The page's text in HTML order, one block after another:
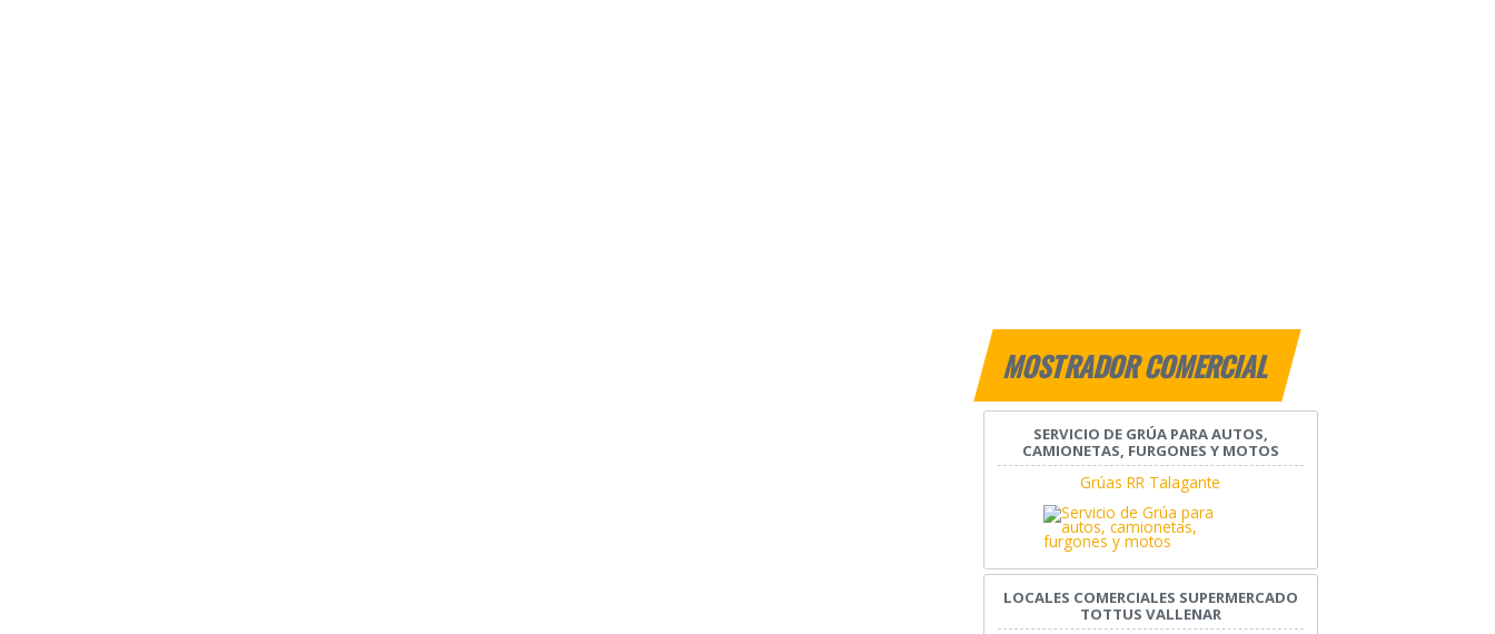
MOSTRADOR COMERCIAL
SERVICIO DE GRÚA PARA AUTOS,
CAMIONETAS, FURGONES Y MOTOS
Grúas RR Talagante
LOCALES COMERCIALES SUPERMERCADO
TOTTUS VALLENAR